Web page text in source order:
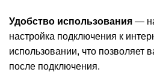
Удобство использования —
настройка подключения к
использовании, что позволяет
после подключения.